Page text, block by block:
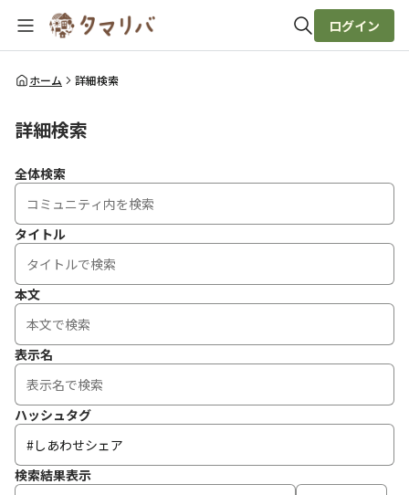
全体検索
ログイン
ホーム 詳細検索
詳細検索
全体検索
タイトル
本文
表示名
ハッシュタグ
検索結果表示